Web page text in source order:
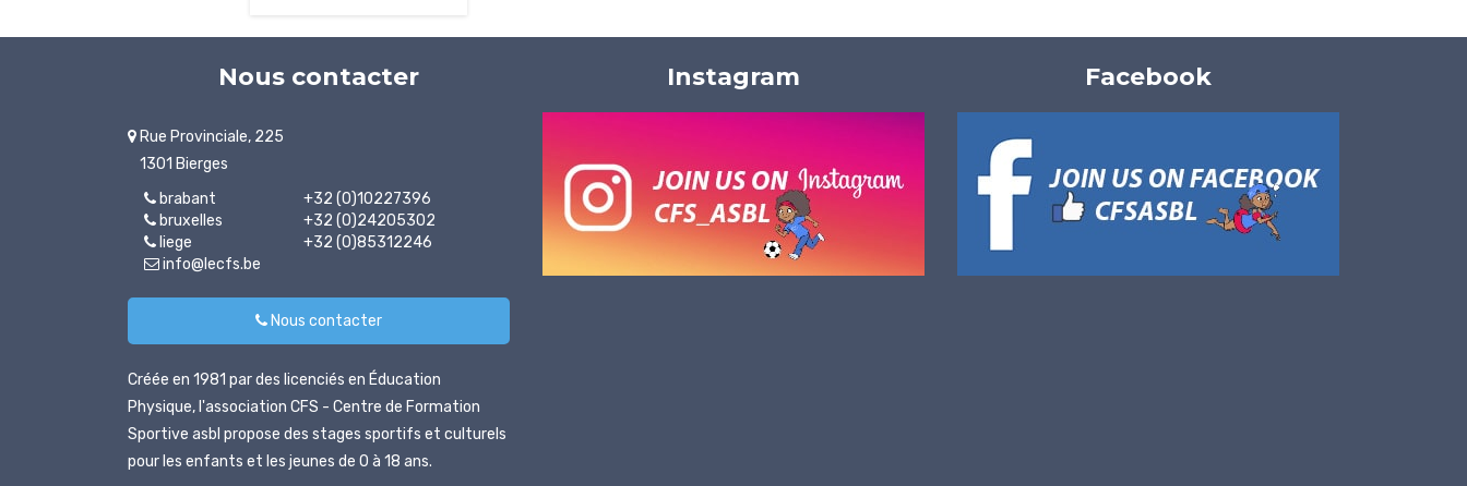
Nous contacter
Rue Provinciale, 225
1301 Bierges
brabant
+32 (0)10227396
bruxelles
+32 (0)24205302
liege
+32 (0)85312246
info@lecfs.be
Nous contacter
Créée en 1981 par des licenciés en Éducation
Physique, l'association CFS - Centre de Formation
Sportive asbl propose des stages sportifs et culturels
pour les enfants et les jeunes de 0 à 18 ans.
Instagram Facebook